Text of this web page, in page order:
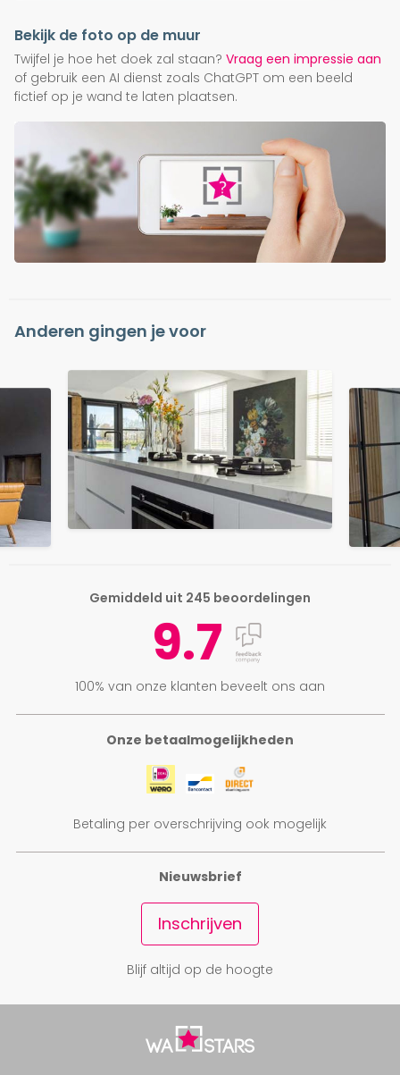
Bekijk de foto op de muur
Twijfel je hoe het doek zal staan? Vraag een impressie aan
of gebruik een AI dienst zoals ChatGPT om een beeld
fictief op je wand te laten plaatsen.
Anderen gingen je voor
Onze betaalmogelijkheden
Betaling per overschrijving ook mogelijk
Gemiddeld uit 245 beoordelingen
9.7
100% van onze klanten beveelt ons aan
Nieuwsbrief
Inschrijven
Blijf altijd op de hoogte